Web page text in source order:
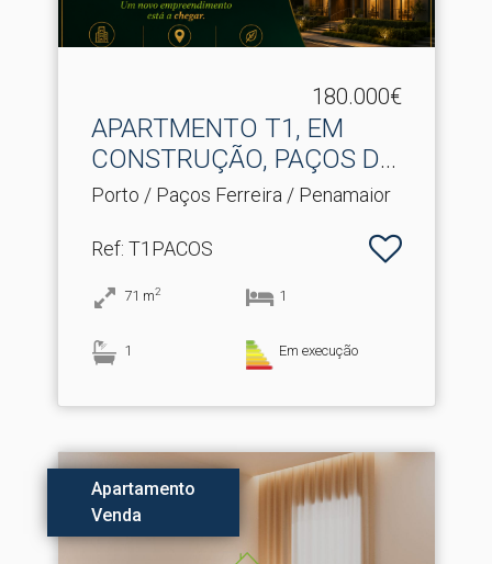
180.000€
APARTMENTO T1, EM
CONSTRUÇÃO, PAÇOS DE
FERREI.​..
Porto / Paços Ferreira / Penamaior
Ref: T1PACOS
71 m2 1
1 Em execução
Apartamento
Venda